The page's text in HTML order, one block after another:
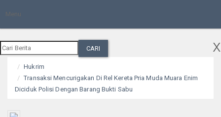
Toggle
Menu
x
CARI
Hukrim
Transaksi Mencurigakan Di Rel Kereta Pria Muda Muara Enim
Diciduk Polisi Dengan Barang Bukti Sabu